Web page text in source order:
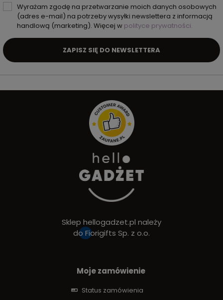
Wyrażam zgodę na przetwarzanie moich danych osobowych
(adres e-mail) na potrzeby wysyłki newslettera z informacją
handlową (marketing). Więcej w polityce prywatności.
ZAPISZ SIĘ DO NEWSLETTERA
Sklep hellogadzet.pl należy
do Fiorigifts Sp. z o.o.
Moje zamówienie
Status zamówienia